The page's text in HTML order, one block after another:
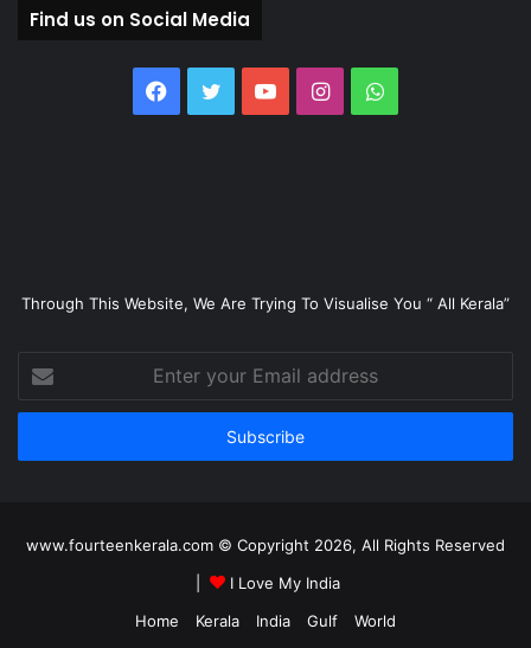
Find us on Social Media
Facebook
TwitterYouTubeInstagramWhatsApp
Through This Website, We Are Trying To Visualise You “ All Kerala”
your
Email
www.fourteenkerala.com © Copyright 2026, All Rights Reserved
I Love My India
Home
Kerala India Gulf World